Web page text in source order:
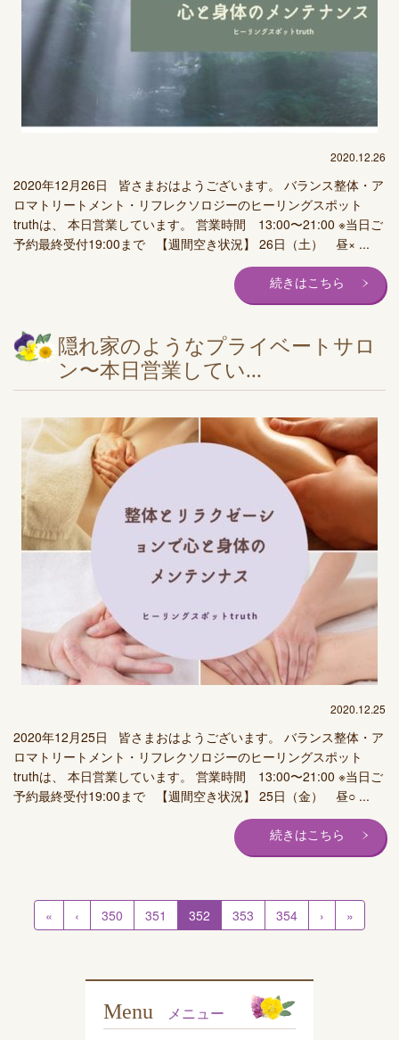
2020.12.26
2020年12月26日 皆さまおはようございます。 バランス整体・ア
ロマトリートメント・リフレクソロジーのヒーリングスポット
truthは、 本日営業しています。 営業時間 13:00〜21:00 ※当日ご
予約最終受付19:00まで 【週間空き状況】 26日（土） 昼× ...
続きはこちら
隠れ家のようなプライベートサロ
ン〜本日営業してい...
2020.12.25
2020年12月25日 皆さまおはようございます。 バランス整体・ア
ロマトリートメント・リフレクソロジーのヒーリングスポット
truthは、 本日営業しています。 営業時間 13:00〜21:00 ※当日ご
予約最終受付19:00まで 【週間空き状況】 25日（金） 昼○ ...
続きはこちら
« ‹ 350 351 352 353 354 › »
Menu メニュー